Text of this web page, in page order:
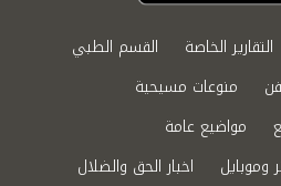
التقارير الخاصة
القسم الطبي
منوعات مسيحية
مواضيع عامة
وموبايل اخبار الحق والضلال